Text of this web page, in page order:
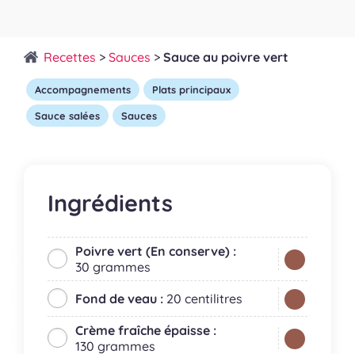
Recettes > Sauces > Sauce au poivre vert
Accompagnements Plats principaux
Sauce salées Sauces
Ingrédients
Poivre vert (En conserve) :
30 grammes
Fond de veau : 20 centilitres
Crème fraîche épaisse :
130 grammes